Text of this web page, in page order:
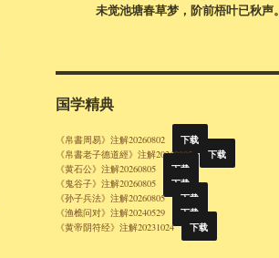
未觉池塘春草梦，阶前梧叶已秋声。
国学精典
《帛書周易》注解20260802 下载
《帛書老子德道經》注解20260805 下载
《黄石公》注解20260805 下载
《鬼谷子》注解20260805 下载
《孙子兵法》注解20260805 下载
《渔樵问对》注解20240529 下载
《黄帝阴符经》注解20231024 下载